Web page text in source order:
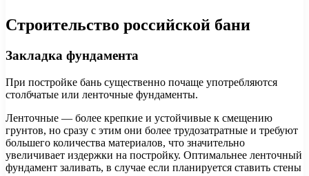
Строительство российской бани
Закладка фундамента
При постройке бань существенно почаще употребляются
столбчатые или ленточные фундаменты.
Ленточные — более крепкие и устойчивые к смещению
грунтов, но сразу с этим они более трудозатратные и требуют
большего количества материалов, что значительно
увеличивает издержки на постройку. Оптимальнее ленточный
фундамент заливать, в случае если планируется ставить стены